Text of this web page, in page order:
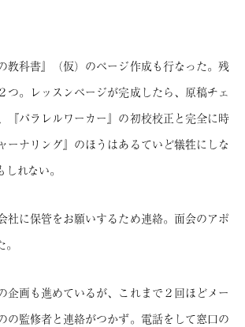
教科書』（仮）のページ作成も行なった。残
つ。レッスンページが完成したら、原稿チェ
『パラレルワーカー』の初校校正と完全に時
ーナリング』のほうはあるていど犠牲にしな
れない。
社に保管をお願いするため連絡。面会のアポ
企画も進めているが、これまで２回ほどメー
の監修者と連絡がつかず。電話をして窓口の